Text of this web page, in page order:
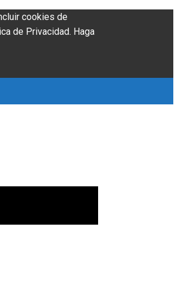
cookies de
de Privacidad. Haga